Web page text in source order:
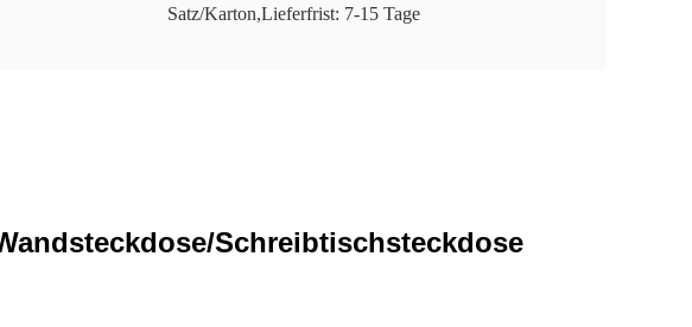
Satz/Karton,Lieferfrist: 7-15 Tage
Schreibtischsteckdose